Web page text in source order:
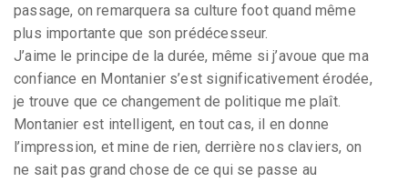
passage, on remarquera sa culture foot quand même
plus importante que son prédécesseur.
J’aime le principe de la durée, même si j’avoue que ma
confiance en Montanier s’est significativement érodée,
je trouve que ce changement de politique me plaît.
Montanier est intelligent, en tout cas, il en donne
l’impression, et mine de rien, derrière nos claviers, on
ne sait pas grand chose de ce qui se passe au